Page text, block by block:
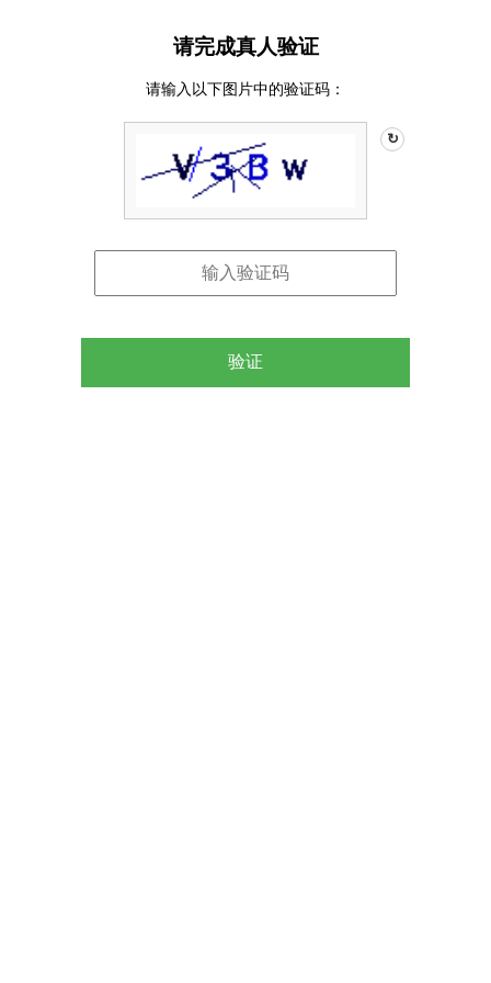
请完成真人验证
请输入以下图片中的验证码：
↻
验证